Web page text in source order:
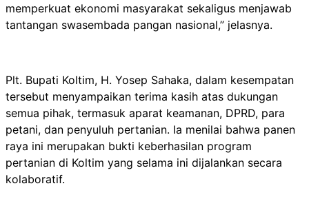
memperkuat ekonomi masyarakat sekaligus menjawab
tantangan swasembada pangan nasional,” jelasnya.
Plt. Bupati Koltim, H. Yosep Sahaka, dalam kesempatan
tersebut menyampaikan terima kasih atas dukungan
semua pihak, termasuk aparat keamanan, DPRD, para
petani, dan penyuluh pertanian. Ia menilai bahwa panen
raya ini merupakan bukti keberhasilan program
pertanian di Koltim yang selama ini dijalankan secara
kolaboratif.